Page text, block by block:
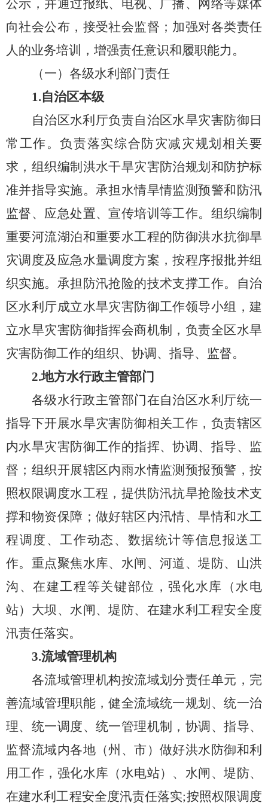
公示，并通过报纸、电视、广播、网络等媒体
向社会公布，接受社会监督；加强对各类责任
人的业务培训，增强责任意识和履职能力。
（一） 各级水利部门责任
1.自治区本级
自治区水利厅负责自治区水旱灾害防御日
常工作。负责落实综合防灾减灾规划相关要
求，组织编制洪水干旱灾害防治规划和防护标
准并指导实施。承担水情旱情监测预警和防汛
监督、应急处置、宣传培训等工作。组织编制
重要河流湖泊和重要水工程的防御洪水抗御旱
灾调度及应急水量调度方案，按程序报批并组
织实施。承担防汛抢险的技术支撑工作。
自治
区水利厅成立水旱灾害防御工作领导小组 ，建
立水旱灾害防御指挥会商机制，负责全区水旱
灾害防御工作的组织、协调、指导、监督。
2.地方水行政主管部门
各级水行政主管部门在自治区水利厅统一
指导下开展水旱灾害防御相关工作，负责辖区
内水旱灾害防御工作的指挥、协调、指导、监
督；组织开展辖区内雨水情监测预报预警，按
照权限调度水工程，提供防汛抗旱抢险技术支
撑和物资保障；做好辖区内汛情、旱情和水工
程调度、工作动态、数据统计等信息报送工
作。重点聚焦水库、水闸、河道、堤防、山洪
沟、在建工程等关键部位，强化水库（水电
站）大坝、水闸、堤防、在建水利工程安全度
汛责任落实。
3.流域管理机构
各流域管理机构按流域划分责任单元，完
善流域管理职能，健全流域统一规划、统一治
理、统一调度、统一管理机制，协调、指导、
监督流域内各地（州、市）做好洪水防御和利
用工作，强化水库（水电站）、水闸、堤防、
在建水利工程安全度汛责任落实;按照权限调度